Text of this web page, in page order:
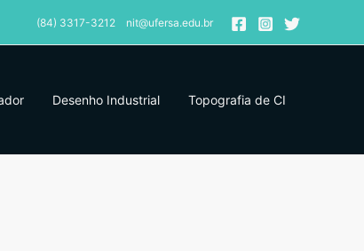
(84) 3317-3212 nit@ufersa.edu.br
Desenho Industrial Topografia de CI